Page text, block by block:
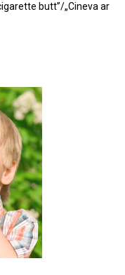
butt”/„Cineva ar